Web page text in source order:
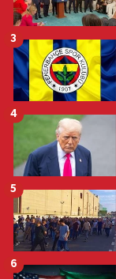
3
4
5
6